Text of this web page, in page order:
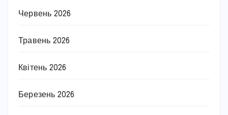
Червень 2026
Травень 2026
Квітень 2026
Березень 2026